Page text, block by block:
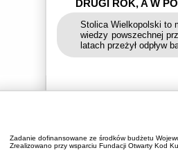
DRUGI ROK, A W
Stolica Wielkopolski to
wiedzy powszechnej
latach przeżył odpływ
Zadanie dofinansowane ze środków budżetu
Zrealizowano przy wsparciu Fundacji Otwarty Kod